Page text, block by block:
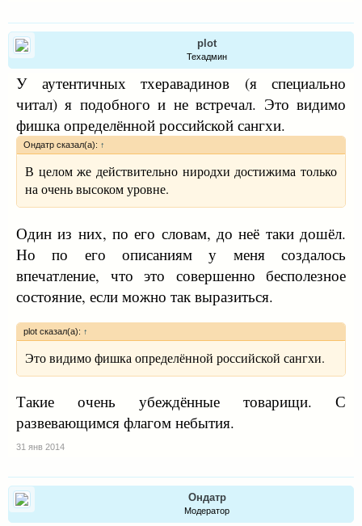
plot
Техадмин
У аутентичных тхеравадинов (я специально
читал) я подобного и не встречал. Это видимо
фишка определённой российской сангхи.
Ондатр сказал(а): ↑
В целом же действительно ниродхи достижима только
на очень высоком уровне.
Один из них, по его словам, до неё таки дошёл.
Но по его описаниям у меня создалось
впечатление, что это совершенно бесполезное
состояние, если можно так выразиться.
plot сказал(а): ↑
Это видимо фишка определённой российской сангхи.
Такие очень убеждённые товарищи. С
развевающимся флагом небытия.
31 янв 2014
Ондатр
Модератор